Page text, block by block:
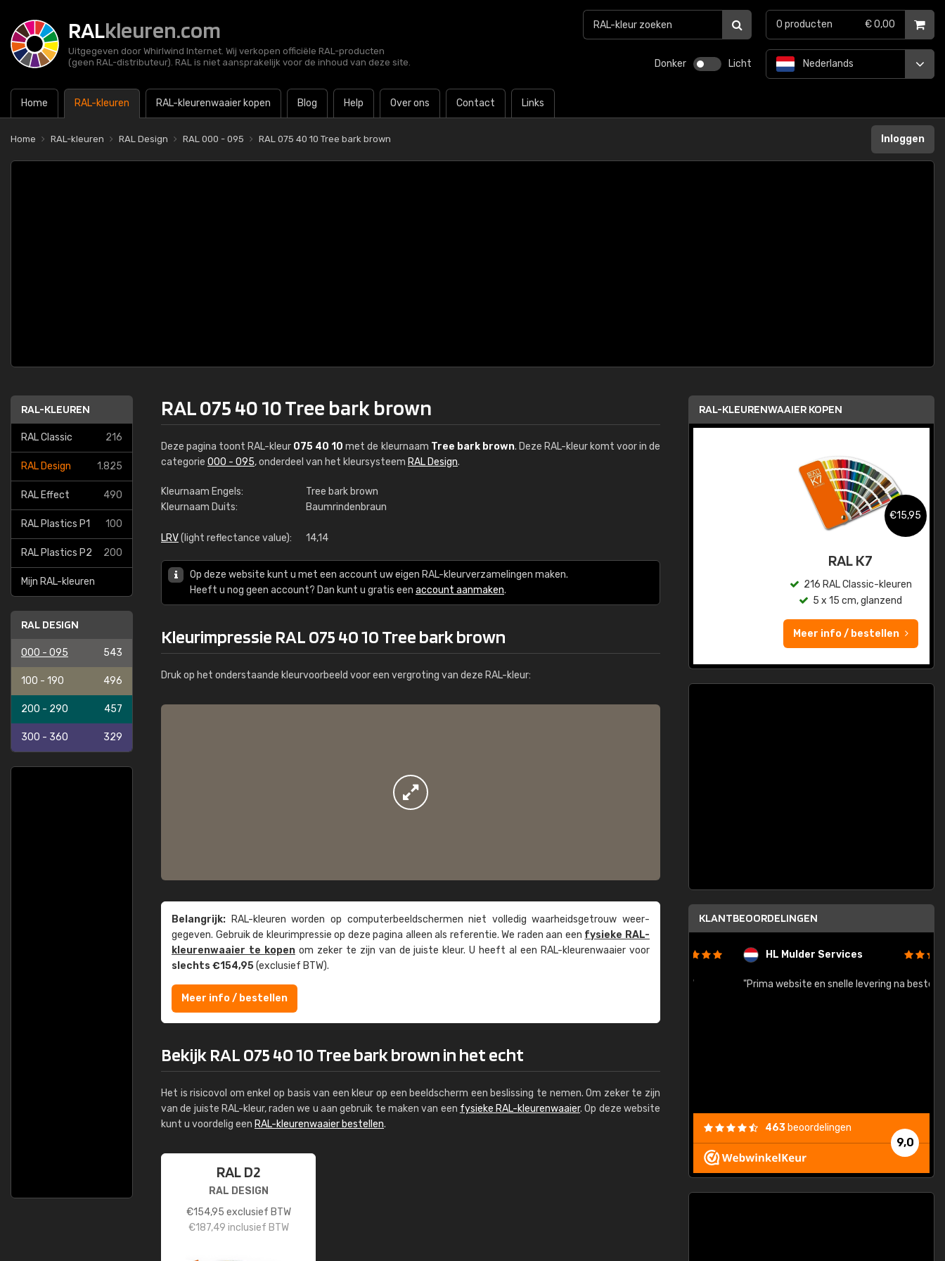
RALkleuren.com
Uitgegeven door Whirlwind Internet. Wij verkopen officiële RAL-producten
(geen RAL-distributeur). RAL is niet aansprakelijk voor de inhoud van deze site.
Donker Licht
Home RAL-kleuren RAL-kleurenwaaier kopen Blog Help Over ons Contact Links
Nederlands
0 producten € 0,00
Home RAL-kleuren RAL Design RAL 000 - 095 RAL 075 40 10 Tree bark brown Inloggen
RAL-KLEUREN
RAL Classic 216
RAL Design 1.825
RAL Effect 490
RAL Plastics P1 100
RAL Plastics P2 200
Mijn RAL-kleuren
RAL DESIGN
000 - 095 543
100 - 190 496
200 - 290 457
300 - 360 329
RAL 075 40 10 Tree bark brown
Deze pagina toont RAL-kleur 075 40 10 met de kleurnaam Tree bark brown. Deze RAL-kleur komt voor in de
categorie 000 - 095, onderdeel van het kleursysteem RAL Design.
Kleurnaam Engels:
Tree bark brown
Kleurnaam Duits:
Baumrindenbraun
LRV(light reflectance value): 14,14
Op deze website kunt u met een account uw eigen RAL-kleurverzamelingen maken.
Heeft u nog geen account? Dan kunt u gratis een account aanmaken.
Kleurimpressie RAL 075 40 10 Tree bark brown
Druk op het onderstaande kleurvoorbeeld voor een vergroting van deze RAL-kleur:
Belangrijk: RAL-kleuren worden op computer­beeld­schermen niet volledig waarheids­­getrouw weer­
gegeven. Gebruik de kleur­impressie op deze pagina alleen als referentie. We raden aan een fysieke RAL-
kleuren­waaier te kopenom zeker te zijn van de juiste kleur. U heeft al een RAL-kleuren­waaier voor
slechts €154,95(exclusief BTW).
Meer info / bestellen
Bekijk RAL 075 40 10 Tree bark brown in het echt
Het is risicovol om enkel op basis van een kleur op een beeldscherm een beslissing te nemen. Om zeker te zijn
van de juiste RAL-kleur, raden we u aan gebruik te maken van een fysieke RAL-kleurenwaaier. Op deze website
kunt u voordelig een RAL-kleurenwaaier bestellen.
RAL D2
RAL DESIGN
€154,95 exclusief BTW
€187,49 inclusief BTW
RAL-KLEURENWAAIER KOPEN
RAL K7 op waterbasis
€15,95
RAL K7
216 RAL Classic-kleuren
5 x 15 cm, glanzend
Meer info / bestellen
KLANTBEOORDELINGEN
Kambier BV HL Mulder Services
"Prima website en snelle levering na bestelling"
9,0
463 beoordelingen